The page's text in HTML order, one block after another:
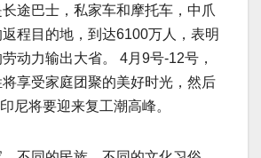
途巴士，私家车和摩托车，中爪
程目的地，到达6100万人，表明
动力输出大省。 4月9号-12号，
享受家庭团聚的美好时光，然后
尼将要迎来复工潮高峰。